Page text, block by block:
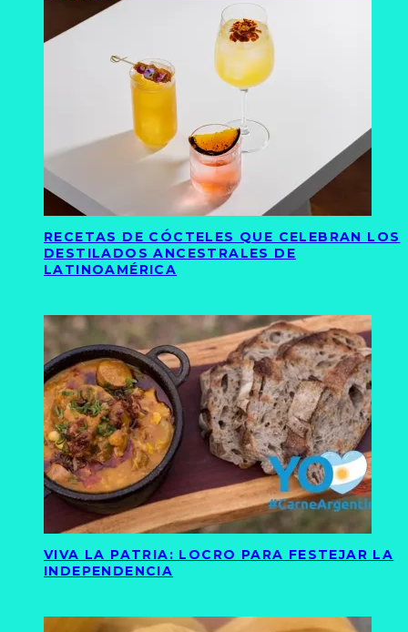
RECETAS DE CÓCTELES QUE CELEBRAN LOS
DESTILADOS ANCESTRALES DE
LATINOAMÉRICA
VIVA LA PATRIA: LOCRO PARA FESTEJAR LA
INDEPENDENCIA